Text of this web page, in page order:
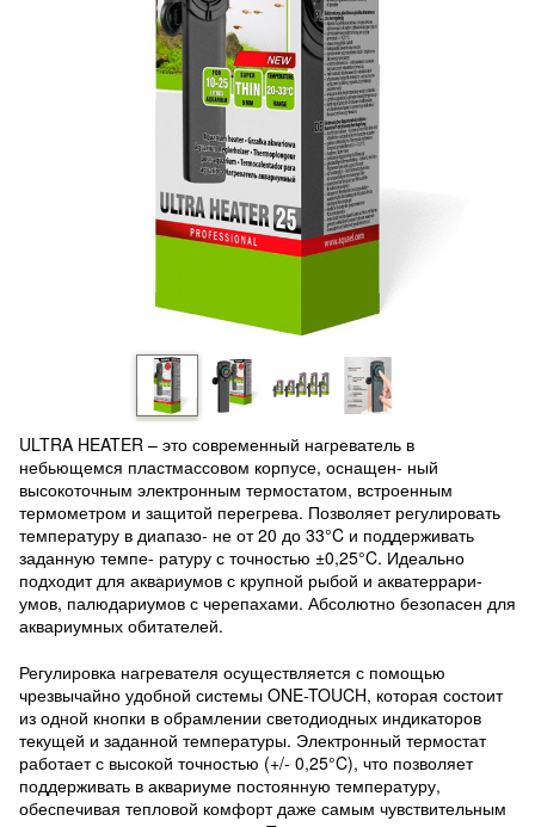
ULTRA HEATER – это современный нагреватель в
небьющемся пластмассовом корпусе, оснащен- ный
высокоточным электронным термостатом, встроенным
термометром и защитой перегрева. Позволяет регулировать
температуру в диапазо- не от 20 до 33°C и поддерживать
заданную темпе- ратуру с точностью ±0,25°C. Идеально
подходит для аквариумов с крупной рыбой и акватеррари-
умов, палюдариумов с черепахами. Абсолютно безопасен для
аквариумных обитателей.
Регулировка нагревателя осуществляется с помощью
чрезвычайно удобной системы ONE-TOUCH, которая состоит
из одной кнопки в обрамлении светодиодных индикаторов
текущей и заданной температуры. Электронный термостат
работает с высокой точностью (+/- 0,25°C), что позволяет
поддерживать в аквариуме постоянную температуру,
обеспечивая тепловой комфорт даже самым чувствительным